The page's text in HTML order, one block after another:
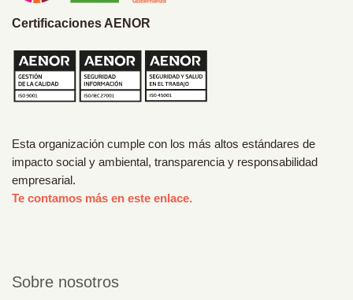
Certificaciones AENOR
Esta organización cumple con los más altos estándares de
impacto social y ambiental, transparencia y responsabilidad
empresarial.
Te contamos más en este enlace.
Sobre nosotros